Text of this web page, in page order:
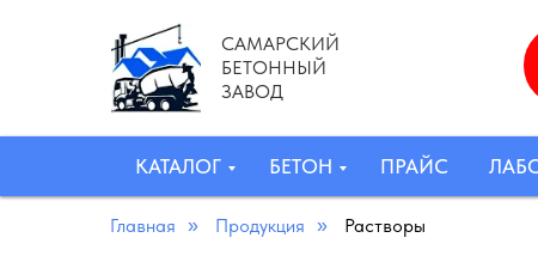
САМАРСКИЙ
БЕТОННЫЙ
ЗАВОД
КАТАЛОГ БЕТОН ПРАЙС
Главная » Продукция » Растворы